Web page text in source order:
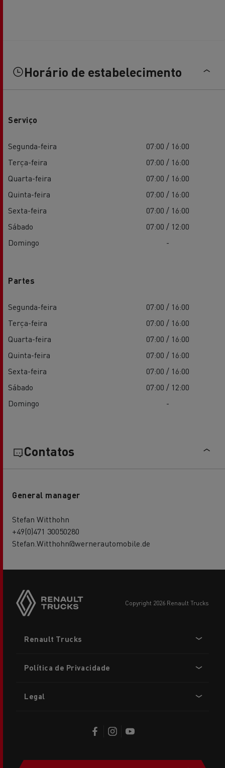
Horário de estabelecimento
Serviço
Segunda-feira
07:00 / 16:00
Terça-feira
07:00 / 16:00
Quarta-feira
07:00 / 16:00
Quinta-feira
07:00 / 16:00
Sexta-feira
07:00 / 16:00
Sábado
07:00 / 12:00
Domingo
-
Partes
Segunda-feira
07:00 / 16:00
Terça-feira
07:00 / 16:00
Quarta-feira
07:00 / 16:00
Quinta-feira
07:00 / 16:00
Sexta-feira
07:00 / 16:00
Sábado
07:00 / 12:00
Domingo
-
Contatos
General manager
Stefan Witthohn
+49(0)471 30050280
Stefan.Witthohn@wernerautomobile.de
copyright 2026 Renault Trucks
menu
Renault Trucks
Política de Privacidade
Legal